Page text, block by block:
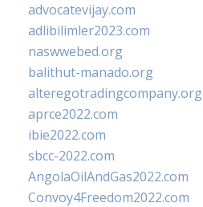
advocatevijay.com
adlibilimler2023.com
naswwebed.org
balithut-manado.org
alteregotradingcompany.org
aprce2022.com
ibie2022.com
sbcc-2022.com
AngolaOilAndGas2022.com
Convoy4Freedom2022.com